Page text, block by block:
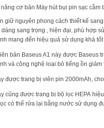
cơ bản Máy hút bụi pin sạc cầm
giữ nguyên phong cách thiết kế
dáng sang trọng , hiện đại, phù hợp
mang đến hiệu quả sử dụng khá
bản Baseus A1 này được Baseus
và công nghệ loại bỏ tiếng ồn
được trang bị viên pin 2000mAh,
cũng được trang bị bộ lọc HEPA
lọc có thể rửa lại bằng nước sử dụng